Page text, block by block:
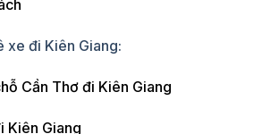
xe đi Kiên Giang:
Cần Thơ đi Kiên Giang
Kiên Giang